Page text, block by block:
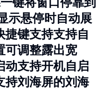
示悬停时自动展
键支持支持自
可调整露出宽
动支持开机自启
持刘海屏的刘海